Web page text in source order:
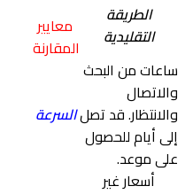
الطريقة
التقليدية
معايير
المقارنة
ساعات من البحث
والاتصال
والانتظار. قد تصل
إلى أيام للحصول
على موعد.
السرعة
أسعار غير